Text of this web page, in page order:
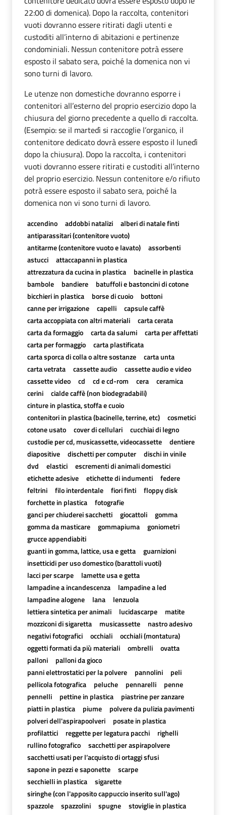
22:00 di domenica). Dopo la raccolta, contenitori
vuoti dovranno essere ritirati dagli utenti e
custoditi all’interno di abitazioni e pertinenze
condominiali. Nessun contenitore potrà essere
esposto il sabato sera, poiché la domenica non vi
sono turni di lavoro.
Le utenze non domestiche dovranno esporre i
contenitori all’esterno del proprio esercizio dopo la
chiusura del giorno precedente a quello di raccolta.
(Esempio: se il martedì si raccoglie l’organico, il
contenitore dedicato dovrà essere esposto il lunedì
dopo la chiusura). Dopo la raccolta, i contenitori
vuoti dovranno essere ritirati e custoditi all’interno
del proprio esercizio. Nessun contenitore e/o rifiuto
potrà essere esposto il sabato sera, poiché la
domenica non vi sono turni di lavoro.
accendino addobbi natalizi
alberi di natale finti
antiparassitari (contenitore vuoto)
antitarme (contenitore vuoto e lavato)
assorbenti
astucci
attaccapanni in plastica
attrezzatura da cucina in plastica
bacinelle in plastica
bambole
bandiere
batuffoli e bastoncini di cotone
bicchieri in plastica
borse di cuoio
bottoni
canne per irrigazione
capelli
capsule caffè
carta accoppiata con altri materiali
carta cerata
carta da formaggio
carta da salumi
carta per affettati
carta per formaggio
carta plastificata
carta sporca di colla o altre sostanze
carta unta
carta vetrata
cassette audio
cassette audio e video
cassette video
cd cd e cd-rom cera
ceramica
cerini
cialde caffè (non biodegradabili)
cinture in plastica, stoffa e cuoio
contenitori in plastica (bacinelle, terrine, etc)
cosmetici
cotone usato
cover di cellulari
cucchiai di legno
custodie per cd, musicassette, videocassette
dentiere
diapositive
dischetti per computer
dischi in vinile
dvd
elastici
escrementi di animali domestici
etichette adesive
etichette di indumenti
federe
feltrini
filo interdentale fiori finti
floppy disk
forchette in plastica
fotografie
ganci per chiuderei sacchetti
giocattoli
gomma
gomma da masticare
gommapiuma
goniometri
grucce appendiabiti
guanti in gomma, lattice, usa e getta
guarnizioni
insetticidi per uso domestico (barattoli vuoti)
lacci per scarpe
lamette usa e getta
lampadine a incandescenza
lampadine a led
lampadine alogene
lana
lenzuola
lettiera sintetica per animali
lucidascarpe
matite
mozziconi di sigaretta
musicassette
nastro adesivo
negativi fotografici
occhiali
occhiali (montatura)
oggetti formati da più materiali
ombrelli
ovatta
palloni
palloni da gioco
panni elettrostatici per la polvere
pannolini
peli
pellicola fotografica
peluche pennarelli
penne
pennelli
pettine in plastica
piastrine per zanzare
piatti in plastica
piume
polvere da pulizia pavimenti
polveri dell'aspirapoolveri
posate in plastica
profilattici
reggette per legatura pacchi
righelli
rullino fotografico
sacchetti per aspirapolvere
sacchetti usati per l’acquisto di ortaggi sfusi
sapone in pezzi e saponette
scarpe
secchielli in plastica
sigarette
siringhe (con l'apposito cappuccio inserito sull'ago)
spazzole
spazzolini spugne
stoviglie in plastica